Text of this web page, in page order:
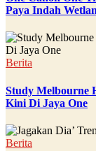
Paya Indah
Berita
Study Melbourne
Kini Di Jaya One
Berita